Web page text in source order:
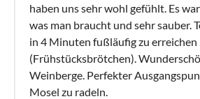
haben uns sehr wohl gefühlt. Es
was man braucht und sehr sauber.
in 4 Minuten fußläufig zu erreichen
(Frühstücksbrötchen).
Weinberge. Perfekter
Mosel zu radeln.